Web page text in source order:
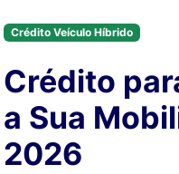
Crédito Veículo Híbrido
Crédito
a Sua
2026